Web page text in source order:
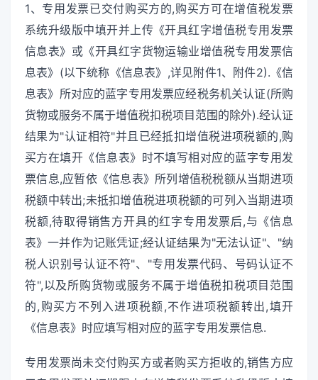
1、专用发票已交付购买方的,购买方可在增值税发票
系统升级版中填开并上传《开具红字增值税专用发票
信息表》或《开具红字货物运输业增值税专用发票信
息表》(以下统称《信息表》,详见附件1、附件2).《信
息表》所对应的蓝字专用发票应经税务机关认证(所购
货物或服务不属于增值税扣税项目范围的除外).经认证
结果为"认证相符"并且已经抵扣增值税进项税额的,购
买方在填开《信息表》时不填写相对应的蓝字专用发
票信息,应暂依《信息表》所列增值税税额从当期进项
税额中转出;未抵扣增值税进项税额的可列入当期进项
税额,待取得销售方开具的红字专用发票后,与《信息
表》一并作为记账凭证;经认证结果为"无法认证"、"纳
税人识别号认证不符"、"专用发票代码、号码认证不
符",以及所购货物或服务不属于增值税扣税项目范围
的,购买方不列入进项税额,不作进项税额转出,填开
《信息表》时应填写相对应的蓝字专用发票信息.
专用发票尚未交付购买方或者购买方拒收的,销售方应